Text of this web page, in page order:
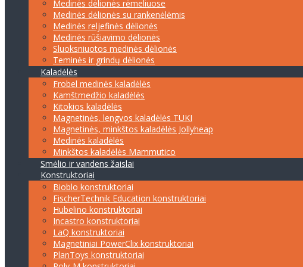
Medinės dėlionės rėmeliuose
Medinės dėlionės su rankenėlėmis
Medinės reljefinės dėlionės
Medinės rūšiavimo dėlionės
Sluoksniuotos medinės dėlionės
Teminės ir grindų dėlionės
Kaladėlės
Frobel medinės kaladėlės
Kamštmedžio kaladėlės
Kitokios kaladėlės
Magnetinės, lengvos kaladėlės TUKI
Magnetinės, minkštos kaladėlės Jollyheap
Medinės kaladėlės
Minkštos kaladėlės Mammutico
Smėlio ir vandens žaislai
Konstruktoriai
Bioblo konstruktoriai
FischerTechnik Education konstruktoriai
Hubelino konstruktoriai
Incastro konstruktoriai
LaQ konstruktoriai
Magnetiniai PowerClix konstruktoriai
PlanToys konstruktoriai